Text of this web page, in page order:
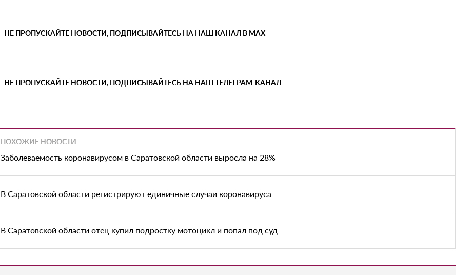
НЕ ПРОПУСКАЙТЕ НОВОСТИ, ПОДПИСЫВАЙТЕСЬ НА НАШ КАНАЛ В MAX
НЕ ПРОПУСКАЙТЕ НОВОСТИ, ПОДПИСЫВАЙТЕСЬ НА НАШ ТЕЛЕГРАМ-КАНАЛ
ПОХОЖИЕ НОВОСТИ
Заболеваемость коронавирусом в Саратовской области выросла на 28%
В Саратовской области регистрируют единичные случаи коронавируса
В Саратовской области отец купил подростку мотоцикл и попал под суд